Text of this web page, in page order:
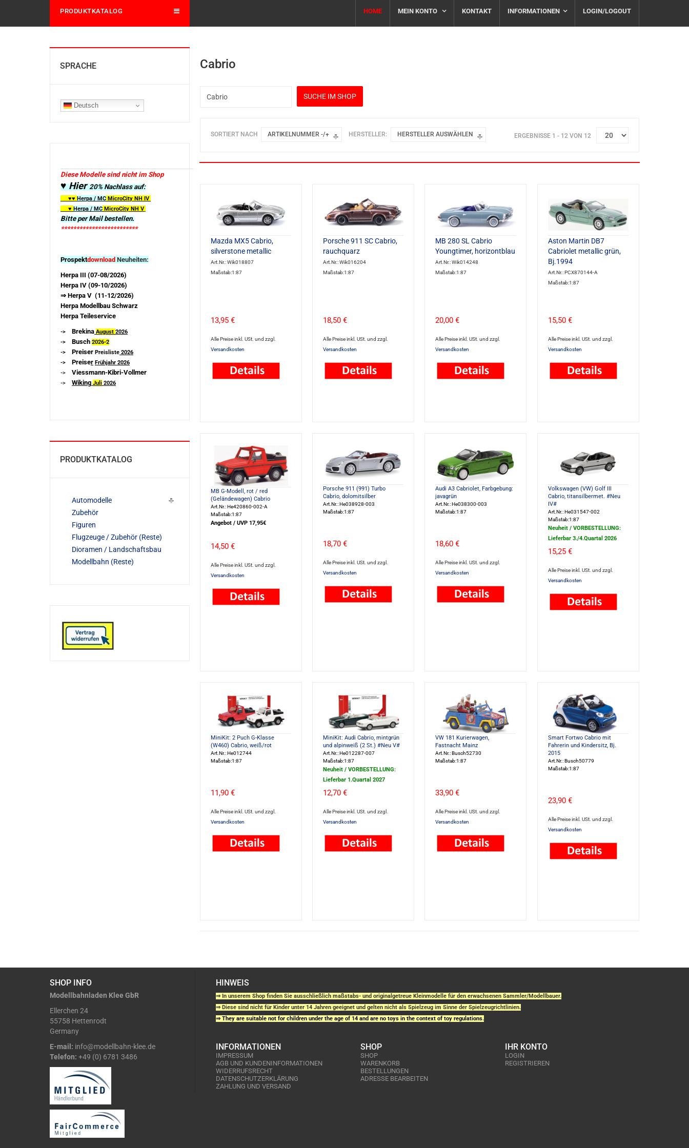
PRODUKTKATALOG HOME MEIN KONTO KONTAKT INFORMATIONEN LOGIN/LOGOUT
Cabrio
SORTIERT NACH ARTIKELNUMMER -/+ HERSTELLER: HERSTELLER AUSWÄHLEN ERGEBNISSE 1 - 12 VON 12
Mazda MX5 Cabrio,
silverstone metallic
Art.Nr.: Wik018807
Maßstab:1:87
13,95 €
Alle Preise inkl. USt. und zzgl.
Versandkosten
Porsche 911 SC Cabrio,
rauchquarz
Art.Nr.: Wik016204
Maßstab:1:87
18,50 €
Alle Preise inkl. USt. und zzgl.
Versandkosten
MB 280 SL Cabrio
Youngtimer, horizontblau
Art.Nr.: Wik014248
Maßstab:1:87
20,00 €
Alle Preise inkl. USt. und zzgl.
Versandkosten
Aston Martin DB7
Cabriolet metallic grün,
Bj.1994
Art.Nr.: PCX870144-A
Maßstab:1:87
15,50 €
Alle Preise inkl. USt. und zzgl.
Versandkosten
MB G-Modell, rot / red
(Geländewagen) Cabrio
Art.Nr.: He420860-002-A
Maßstab:1:87
Angebot / UVP 17,95€
14,50 €
Alle Preise inkl. USt. und zzgl.
Versandkosten
Porsche 911 (991) Turbo
Cabrio, dolomitsilber
Art.Nr.: He038928-003
Maßstab:1:87
18,70 €
Alle Preise inkl. USt. und zzgl.
Versandkosten
Audi A3 Cabriolet, Farbgebung:
javagrün
Art.Nr.: He038300-003
Maßstab:1:87
18,60 €
Alle Preise inkl. USt. und zzgl.
Versandkosten
Volkswagen (VW) Golf III
Cabrio, titansilbermet. #Neu
IV#
Art.Nr.: He031547-002
Maßstab:1:87
Neuheit / VORBESTELLUNG:
Lieferbar 3./4.Quartal 2026
15,25 €
Alle Preise inkl. USt. und zzgl.
Versandkosten
MiniKit: 2 Puch G-Klasse
(W460) Cabrio, weiß/rot
Art.Nr.: He012744
Maßstab:1:87
11,90 €
Alle Preise inkl. USt. und zzgl.
Versandkosten
MiniKit: Audi Cabrio, mintgrün
und alpinweiß (2 St.) #Neu V#
Art.Nr.: He012287-007
Maßstab:1:87
Neuheit / VORBESTELLUNG:
Lieferbar 1.Quartal 2027
12,70 €
Alle Preise inkl. USt. und zzgl.
Versandkosten
VW 181 Kurierwagen,
Fastnacht Mainz
Art.Nr.: Busch52730
Maßstab:1:87
33,90 €
Alle Preise inkl. USt. und zzgl.
Versandkosten
Smart Fortwo Cabrio mit
Fahrerin und Kindersitz, Bj.
2015
Art.Nr.: Busch50779
Maßstab:1:87
23,90 €
Alle Preise inkl. USt. und zzgl.
Versandkosten
SPRACHE
Deutsch
Diese Modelle sind nicht im Shop
♥ Hier20% Nachlass auf:
♥♥ Herpa / MC MicroCity NH IV
♥ Herpa / MC MicroCity NH V
Bitte per Mail bestellen.
*************************
Prospektdownload Neuheiten:
Herpa III (07-08/2026)
Herpa IV (09-10/2026)
⇒ Herpa V (11-12/2026)
Herpa Modellbau Schwarz
Herpa Teileservice
-> Brekina August 2026
-> Busch 2026-2
-> Preiser Preisliste 2026
-> Preiser Frühjahr 2026
-> Viessmann-Kibri-Vollmer
-> Wiking Juli 2026
PRODUKTKATALOG
Automodelle
Zubehör
Figuren
Flugzeuge / Zubehör (Reste)
Dioramen / Landschaftsbau
Modellbahn (Reste)
SHOP INFO
Modellbahnladen Klee GbR
Ellerchen 24
55758 Hettenrodt
Germany
E-mail: info@modellbahn-klee.de
Telefon: +49 (0) 6781 3486
HINWEIS
⇒ In unserem Shop finden Sie ausschließlich maßstabs- und originalgetreue Kleinmodelle für den erwachsenen Sammler/Modellbauer.
⇒ Diese sind nicht für Kinder unter 14 Jahren geeignet und gelten nicht als Spielzeug im Sinne der Spielzeugrichtlinien.
⇒ They are suitable not for children under the age of 14 and are no toys in the context of toy regulations.
INFORMATIONEN
IMPRESSUM
AGB UND KUNDENINFORMATIONEN
WIDERRUFSRECHT
DATENSCHUTZERKLÄRUNG
ZAHLUNG UND VERSAND
SHOP
SHOP
WARENKORB
BESTELLUNGEN
ADRESSE BEARBEITEN
IHR KONTO
LOGIN
REGISTRIEREN